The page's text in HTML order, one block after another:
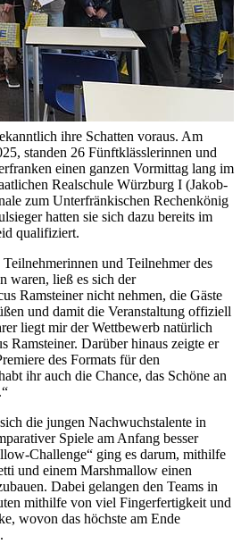
ihre Schatten voraus. Am
standen 26 Fünftklässlerinnen und
einen ganzen Vormittag lang im
Realschule Würzburg I (Jakob-
zum Unterfränkischen Rechenkönig
hatten sie sich dazu bereits im
qualifiziert.
und Teilnehmer des
waren, ließ es sich der
Ramsteiner nicht nehmen, die Gäste
und damit die Veranstaltung offiziell
liegt mir der Wettbewerb natürlich
Ramsteiner. Darüber hinaus zeigte er
des Formats für den
ihr auch die Chance, das Schöne an
die jungen Nachwuchstalente in
Spiele am Anfang besser
Challenge“ ging es darum, mithilfe
und einem Marshmallow einen
Dabei gelangen den Teams in
mithilfe von viel Fingerfertigkeit und
wovon das höchste am Ende